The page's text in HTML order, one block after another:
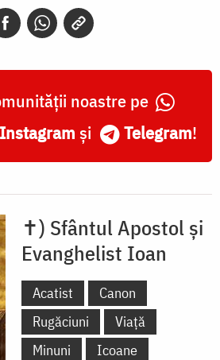
noastre pe
Instagram și Telegram!
✝) Sfântul Apostol și
Evanghelist Ioan
Acatist
Canon
Rugăciuni
Viață
Minuni
Icoane